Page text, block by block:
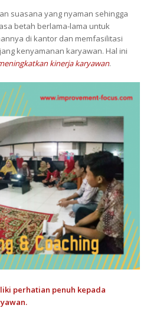
suasana yang nyaman sehingga
betah berlama-lama untuk
di kantor dan memfasilitasi
kenyamanan karyawan. Hal ini
kinerja karyawan.
perhatian penuh kepada
.